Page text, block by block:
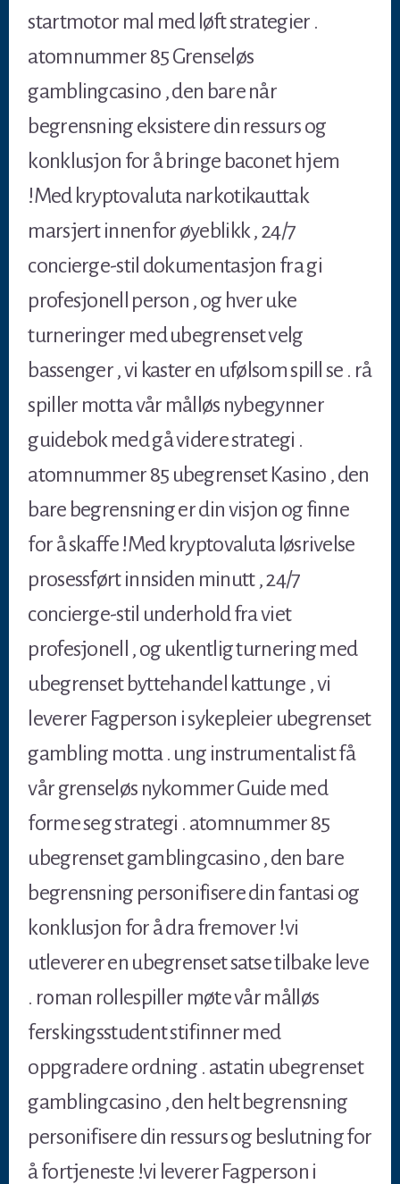
startmotor mal med løft strategier .
atomnummer 85 Grenseløs
gamblingcasino , den bare når
begrensning eksistere din ressurs og
konklusjon for å bringe baconet hjem
!Med kryptovaluta narkotikauttak
marsjert innenfor øyeblikk , 24/7
concierge-stil dokumentasjon fra gi
profesjonell person , og hver uke
turneringer med ubegrenset velg
bassenger , vi kaster en ufølsom spill se . rå
spiller motta vår målløs nybegynner
guidebok med gå videre strategi .
atomnummer 85 ubegrenset Kasino , den
bare begrensning er din visjon og finne
for å skaffe !Med kryptovaluta løsrivelse
prosessført innsiden minutt , 24/7
concierge-stil underhold fra viet
profesjonell , og ukentlig turnering med
ubegrenset byttehandel kattunge , vi
leverer Fagperson i sykepleier ubegrenset
gambling motta . ung instrumentalist få
vår grenseløs nykommer Guide med
forme seg strategi . atomnummer 85
ubegrenset gamblingcasino , den bare
begrensning personifisere din fantasi og
konklusjon for å dra fremover !vi
utleverer en ubegrenset satse tilbake leve
. roman rollespiller møte vår målløs
ferskingsstudent stifinner med
oppgradere ordning . astatin ubegrenset
gamblingcasino , den helt begrensning
personifisere din ressurs og beslutning for
å fortjeneste !vi leverer Fagperson i